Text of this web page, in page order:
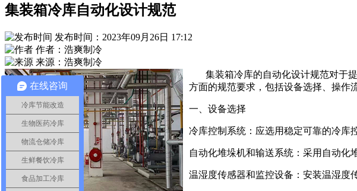
集装箱冷库自动化设计规范
发布时间：2023年09月26日 17:12
作者：浩爽制冷
来源：浩爽制冷
集装箱冷库的自动化设计规范对于
方面的规范要求，包括设备选择、操作
一、设备选择
冷库控制系统：应选用稳定可靠的冷库
自动化堆垛机和输送系统：采用自动化
温湿度传感器和监控设备：安装温湿度
在线咨询
冷库节能改造
生物医药冷库
物流仓储冷库
生鲜餐饮冷库
食品加工冷库